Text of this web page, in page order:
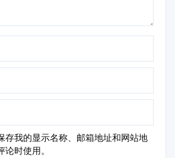
存我的显示名称、邮箱地址和网站地
时使用。